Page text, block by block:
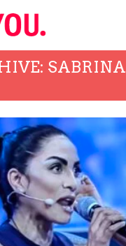
SABRINA